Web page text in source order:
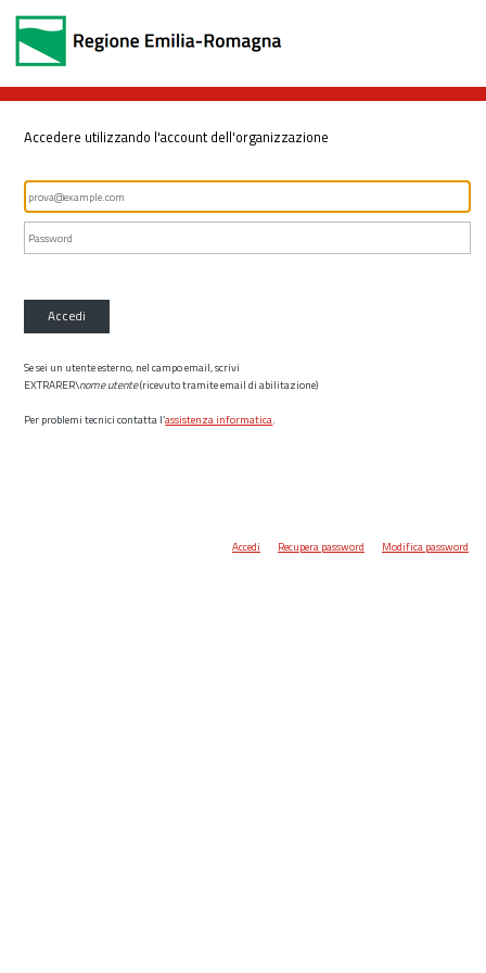
Accedere utilizzando l'account dell'organizzazione
Accedi
Se sei un utente esterno, nel campo email, scrivi
EXTRARER\nome utente(ricevuto tramite email di abilitazione)
Per problemi tecnici contatta l’assistenza informatica.
Accedi Recupera password Modifica password